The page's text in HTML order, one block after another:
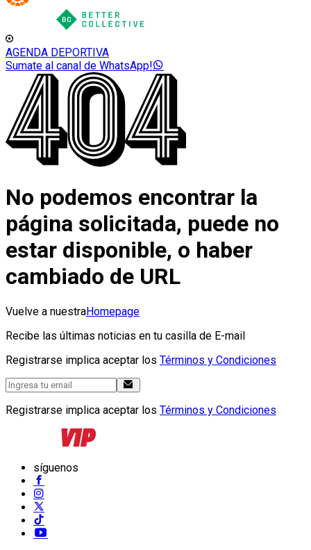
AGENDA DEPORTIVA
Sumate al canal de WhatsApp!
No podemos encontrar la
página solicitada, puede no
estar disponible, o haber
cambiado de URL
Vuelve a nuestraHomepage
Recibe las últimas noticias en tu casilla de E-mail
Registrarse implica aceptar los Términos y Condiciones
Registrarse implica aceptar los Términos y Condiciones
síguenos